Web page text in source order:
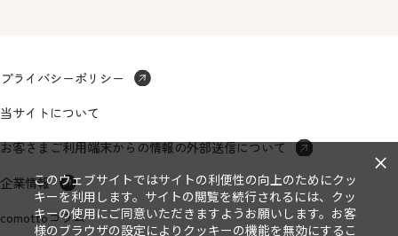
×
このウェブサイトではサイトの利便性の向上のためにクッ
キーを利用します。サイトの閲覧を続行されるには、クッ
キーの使用にご同意いただきますようお願いします。お客
様のブラウザの設定によりクッキーの機能を無効にするこ
プライバシーポリシー
当サイトについて
お客さまご利用端末からの情報の外部送信について
企業情報
comottoコラム